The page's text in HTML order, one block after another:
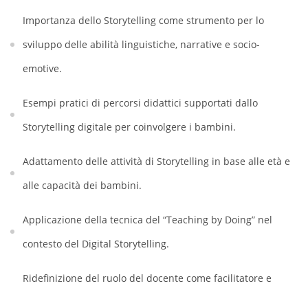
Importanza dello Storytelling come strumento per lo
sviluppo delle abilità linguistiche, narrative e socio-
emotive.
Esempi pratici di percorsi didattici supportati dallo
Storytelling digitale per coinvolgere i bambini.
Adattamento delle attività di Storytelling in base alle età e
alle capacità dei bambini.
Applicazione della tecnica del “Teaching by Doing” nel
contesto del Digital Storytelling.
Ridefinizione del ruolo del docente come facilitatore e